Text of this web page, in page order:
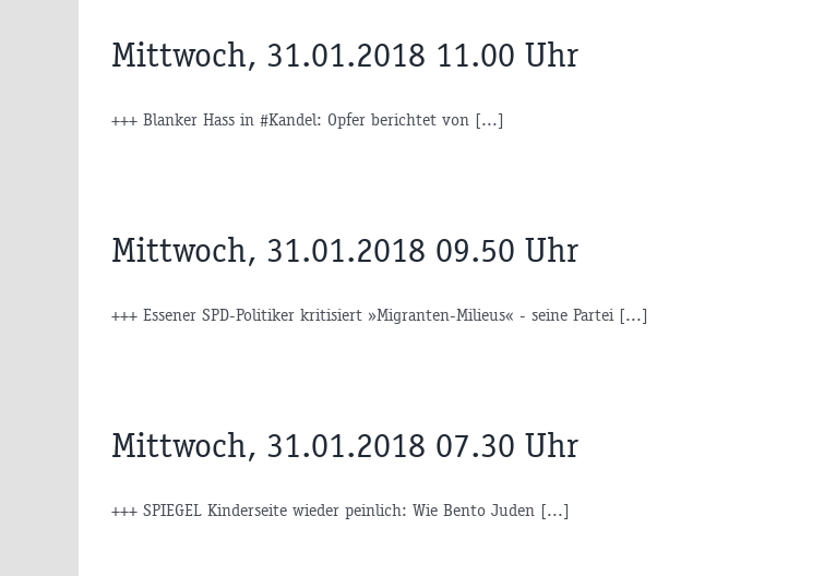
Mittwoch, 31.01.2018 11.00 Uhr
+++ Blanker Hass in #Kandel: Opfer berichtet von [...]
Mittwoch, 31.01.2018 09.50 Uhr
+++ Essener SPD-Politiker kritisiert »Migranten-Milieus« - seine Partei [...]
Mittwoch, 31.01.2018 07.30 Uhr
+++ SPIEGEL Kinderseite wieder peinlich: Wie Bento Juden [...]